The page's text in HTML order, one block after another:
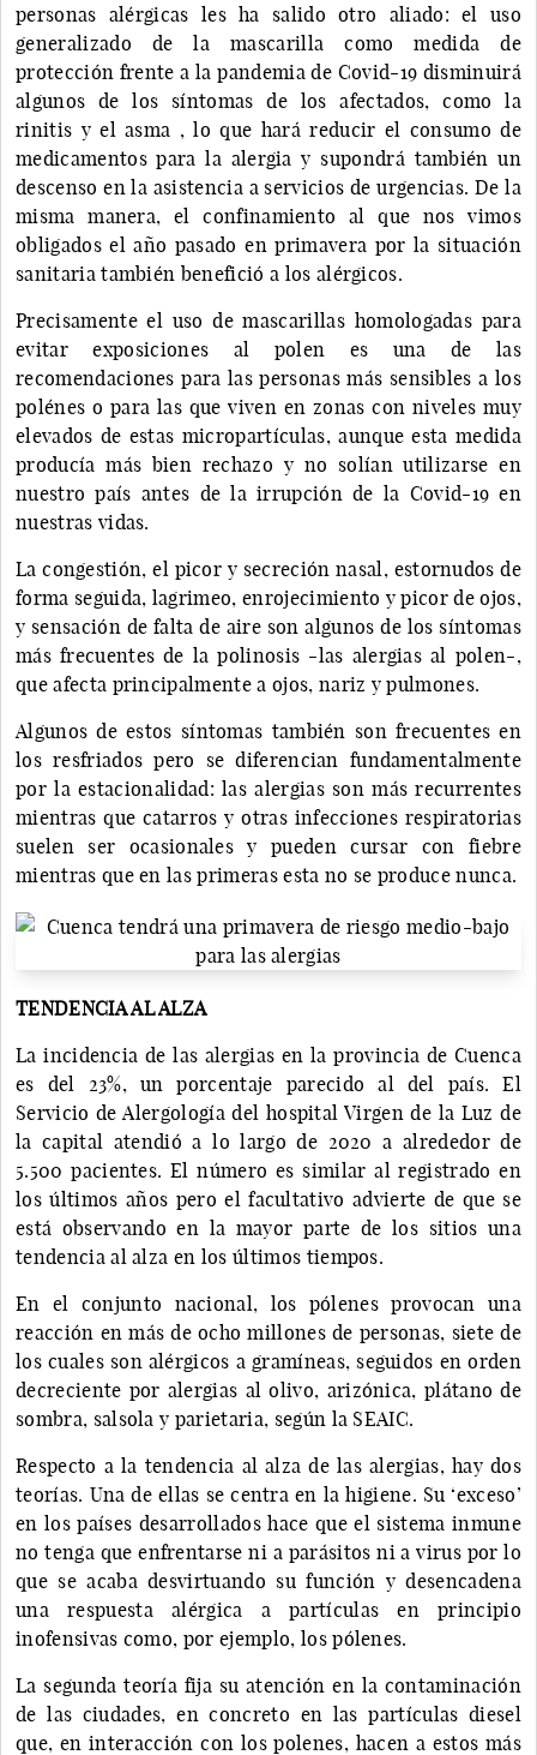
personas alérgicas les ha salido otro aliado: el uso
generalizado de la mascarilla como medida de
protección frente a la pandemia de Covid-19 disminuirá
algunos de los síntomas de los afectados, como la
rinitis y el asma , lo que hará reducir el consumo de
medicamentos para la alergia y supondrá también un
descenso en la asistencia a servicios de urgencias. De la
misma manera, el confinamiento al que nos vimos
obligados el año pasado en primavera por la situación
sanitaria también benefició a los alérgicos.
Precisamente el uso de mascarillas homologadas para
evitar exposiciones al polen es una de las
recomendaciones para las personas más sensibles a los
polénes o para las que viven en zonas con niveles muy
elevados de estas micropartículas, aunque esta medida
producía más bien rechazo y no solían utilizarse en
nuestro país antes de la irrupción de la Covid-19 en
nuestras vidas.
La congestión, el picor y secreción nasal, estornudos de
forma seguida, lagrimeo, enrojecimiento y picor de ojos,
y sensación de falta de aire son algunos de los síntomas
más frecuentes de la polinosis -las alergias al polen-,
que afecta principalmente a ojos, nariz y pulmones.
Algunos de estos síntomas también son frecuentes en
los resfriados pero se diferencian fundamentalmente
por la estacionalidad: las alergias son más recurrentes
mientras que catarros y otras infecciones respiratorias
suelen ser ocasionales y pueden cursar con fiebre
mientras que en las primeras esta no se produce nunca.
TENDENCIA AL ALZA
La incidencia de las alergias en la provincia de Cuenca
es del 23%, un porcentaje parecido al del país. El
Servicio de Alergología del hospital Virgen de la Luz de
la capital atendió a lo largo de 2020 a alrededor de
5.500 pacientes. El número es similar al registrado en
los últimos años pero el facultativo advierte de que se
está observando en la mayor parte de los sitios una
tendencia al alza en los últimos tiempos.
En el conjunto nacional, los pólenes provocan una
reacción en más de ocho millones de personas, siete de
los cuales son alérgicos a gramíneas, seguidos en orden
decreciente por alergias al olivo, arizónica, plátano de
sombra, salsola y parietaria, según la SEAIC.
Respecto a la tendencia al alza de las alergias, hay dos
teorías. Una de ellas se centra en la higiene. Su ‘exceso’
en los países desarrollados hace que el sistema inmune
no tenga que enfrentarse ni a parásitos ni a virus por lo
que se acaba desvirtuando su función y desencadena
una respuesta alérgica a partículas en principio
inofensivas como, por ejemplo, los pólenes.
La segunda teoría fija su atención en la contaminación
de las ciudades, en concreto en las partículas diesel
que, en interacción con los polenes, hacen a estos más